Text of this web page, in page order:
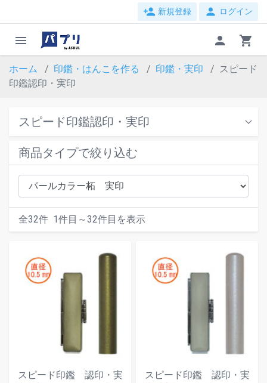
person_add 新規登録 person ログイン
menu person shopping_cart
ホーム 印鑑・はんこを作る 印鑑・実印
スピード
印鑑認印・実印
スピード印鑑認印・実印
商品タイプで絞り込む
全32件 1件目～32件目を表示
スピード印鑑 認印・実
スピード印鑑 認印・実